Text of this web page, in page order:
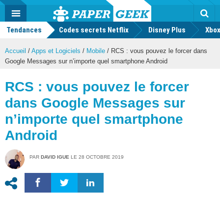
Actu
geek
MENU
Tendances Codes secrets Netflix Disney Plus
Accueil / Apps et Logiciels / Mobile / RCS : vous pouvez le forcer dans
Google Messages sur n’importe quel smartphone Android
RCS : vous pouvez le forcer
dans Google Messages sur
n’importe quel smartphone
Android
PAR DAVID IGUE LE 28 OCTOBRE 2019
Mode
FacebookTwitter Youtube